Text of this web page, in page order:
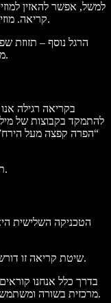
למשל, אפשר להאזין
קריאה. מוזיקה קלאסית מצוינת לריכוז ומפחיתה תת-קוליות.
הרגל נוסף – תזוזת
מומלץ להפסיק הרגל זה כדי לשפר קריאה מהירה.
בקריאה רגילה
להתמקד בקבוצות של
“הפרה קפצה מעל
תרגול שיטה זו יקצר משמעותית את זמן הקריאה.
הטכניקה השלישית
שיטת קריאה זו דורשת תנועות עיניים שונות מאלה שהתרגלנו אליהן.
בדרך כלל אנחנו
מרכזית בשורה ומשתמשים בראייה היקפית כדי לקלוט את שאר השורה.